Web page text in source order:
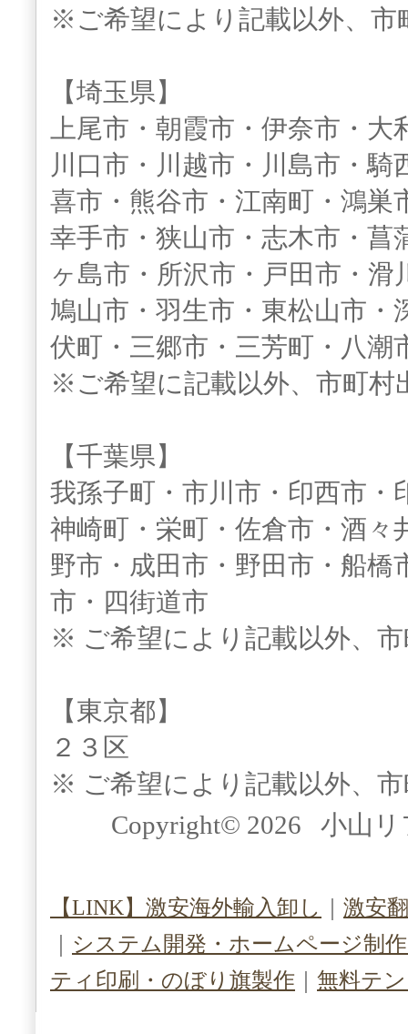
※ご希望により記載以外、市
【埼玉県】
上尾市・朝霞市・伊奈市・
川口市・川越市・川島市・
喜市・熊谷市・江南町・鴻
幸手市・狭山市・志木市・菖
ヶ島市・所沢市・戸田市・
鳩山市・羽生市・東松山市
伏町・三郷市・三芳町・八潮
※ご希望に記載以外、市町村
【千葉県】
我孫子町・市川市・印西市・
神崎町・栄町・佐倉市・酒々
野市・成田市・野田市・船橋
市・四街道市
※ ご希望により記載以外、
【東京都】
２３区
※ ご希望により記載以外、
Copyright© 2026 小山
【LINK】激安海外輸入卸し
激安
システム開発・ホームページ制
ティ印刷・のぼり旗製作
無料テ